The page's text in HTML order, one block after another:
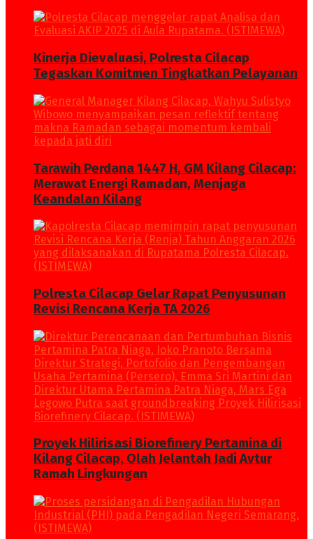
Kinerja Dievaluasi, Polresta Cilacap
Tegaskan Komitmen Tingkatkan Pelayanan
Tarawih Perdana 1447 H, GM Kilang Cilacap:
Merawat Energi Ramadan, Menjaga
Keandalan Kilang
Polresta Cilacap Gelar Rapat Penyusunan
Revisi Rencana Kerja TA 2026
Proyek Hilirisasi Biorefinery Pertamina di
Kilang Cilacap, Olah Jelantah Jadi Avtur
Ramah Lingkungan